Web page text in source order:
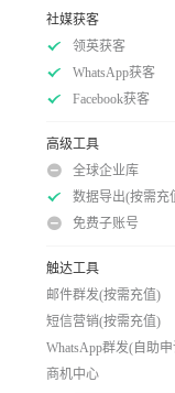
社媒获客
领英获客
WhatsApp获客
Facebook获客
高级工具
全球企业库
数据导出(按需充
免费子账号
触达工具
邮件群发(按需充值)
短信营销(按需充值)
WhatsApp群发(自助
商机中心